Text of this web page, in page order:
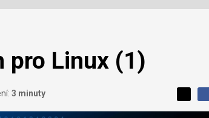
pro Linux (1)
3 minuty
SS
d